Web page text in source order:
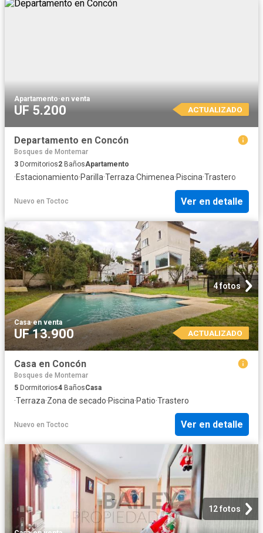
Apartamento·en venta
UF 5.200 ACTUALIZADO
Departamento en Concón
Bosques de Montemar
3 Dormitorios2 BañosApartamento
·Estacionamiento·Parilla·Terraza·Chimenea·Piscina·Trastero
Nuevo en Toctoc Ver en detalle
4 fotos
Casa·en venta
UF 13.900 ACTUALIZADO
Casa en Concón
Bosques de Montemar
5 Dormitorios4 BañosCasa
·Terraza·Zona de secado·Piscina·Patio·Trastero
Nuevo en Toctoc Ver en detalle
12 fotos